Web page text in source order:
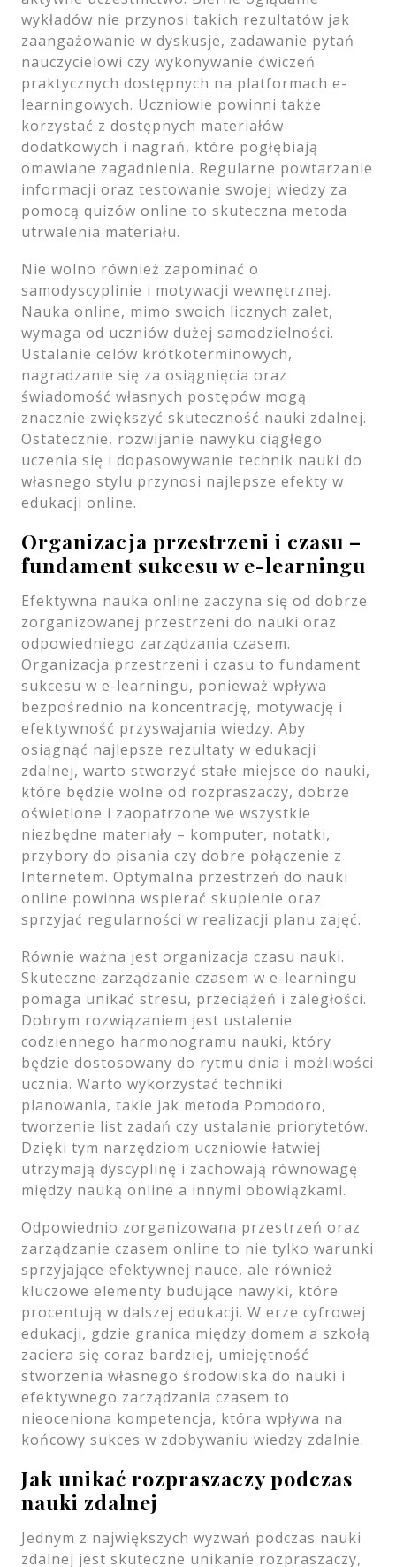
wykładów nie przynosi takich rezultatów jak
zaangażowanie w dyskusje, zadawanie pytań
nauczycielowi czy wykonywanie ćwiczeń
praktycznych dostępnych na platformach e-
learningowych. Uczniowie powinni także
korzystać z dostępnych materiałów
dodatkowych i nagrań, które pogłębiają
omawiane zagadnienia. Regularne powtarzanie
informacji oraz testowanie swojej wiedzy za
pomocą quizów online to skuteczna metoda
utrwalenia materiału.
Nie wolno również zapominać o
samodyscyplinie i motywacji wewnętrznej.
Nauka online, mimo swoich licznych zalet,
wymaga od uczniów dużej samodzielności.
Ustalanie celów krótkoterminowych,
nagradzanie się za osiągnięcia oraz
świadomość własnych postępów mogą
znacznie zwiększyć skuteczność nauki zdalnej.
Ostatecznie, rozwijanie nawyku ciągłego
uczenia się i dopasowywanie technik nauki do
własnego stylu przynosi najlepsze efekty w
edukacji online.
Organizacja przestrzeni i czasu –
fundament sukcesu w e-learningu
Efektywna nauka online zaczyna się od dobrze
zorganizowanej przestrzeni do nauki oraz
odpowiedniego zarządzania czasem.
Organizacja przestrzeni i czasu to fundament
sukcesu w e-learningu, ponieważ wpływa
bezpośrednio na koncentrację, motywację i
efektywność przyswajania wiedzy. Aby
osiągnąć najlepsze rezultaty w edukacji
zdalnej, warto stworzyć stałe miejsce do nauki,
które będzie wolne od rozpraszaczy, dobrze
oświetlone i zaopatrzone we wszystkie
niezbędne materiały – komputer, notatki,
przybory do pisania czy dobre połączenie z
Internetem. Optymalna przestrzeń do nauki
online powinna wspierać skupienie oraz
sprzyjać regularności w realizacji planu zajęć.
Równie ważna jest organizacja czasu nauki.
Skuteczne zarządzanie czasem w e-learningu
pomaga unikać stresu, przeciążeń i zaległości.
Dobrym rozwiązaniem jest ustalenie
codziennego harmonogramu nauki, który
będzie dostosowany do rytmu dnia i możliwości
ucznia. Warto wykorzystać techniki
planowania, takie jak metoda Pomodoro,
tworzenie list zadań czy ustalanie priorytetów.
Dzięki tym narzędziom uczniowie łatwiej
utrzymają dyscyplinę i zachowają równowagę
między nauką online a innymi obowiązkami.
Odpowiednio zorganizowana przestrzeń oraz
zarządzanie czasem online to nie tylko warunki
sprzyjające efektywnej nauce, ale również
kluczowe elementy budujące nawyki, które
procentują w dalszej edukacji. W erze cyfrowej
edukacji, gdzie granica między domem a szkołą
zaciera się coraz bardziej, umiejętność
stworzenia własnego środowiska do nauki i
efektywnego zarządzania czasem to
nieoceniona kompetencja, która wpływa na
końcowy sukces w zdobywaniu wiedzy zdalnie.
Jak unikać rozpraszaczy podczas
nauki zdalnej
Jednym z największych wyzwań podczas nauki
zdalnej jest skuteczne unikanie rozpraszaczy,